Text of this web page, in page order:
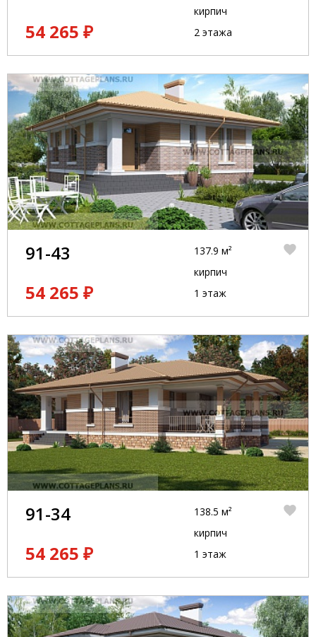
54 265 ₽
кирпич
2 этажа
91-43
54 265 ₽
137.9 м²
кирпич
1 этаж
91-34
54 265 ₽
138.5 м²
кирпич
1 этаж